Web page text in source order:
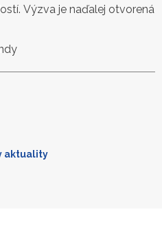
Výzva je naďalej otvorená
aktuality